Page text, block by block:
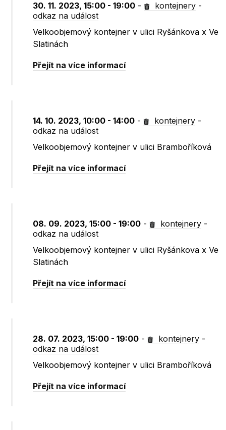
30. 11. 2023, 15:00 - 19:00 - kontejnery -
odkaz na událost
Velkoobjemový kontejner v ulici Ryšánkova x Ve
Slatinách
Přejít na více informací
14. 10. 2023, 10:00 - 14:00 - kontejnery -
odkaz na událost
Velkoobjemový kontejner v ulici Bramboříková
Přejít na více informací
08. 09. 2023, 15:00 - 19:00 - kontejnery -
odkaz na událost
Velkoobjemový kontejner v ulici Ryšánkova x Ve
Slatinách
Přejít na více informací
28. 07. 2023, 15:00 - 19:00 - kontejnery -
odkaz na událost
Velkoobjemový kontejner v ulici Bramboříková
Přejít na více informací